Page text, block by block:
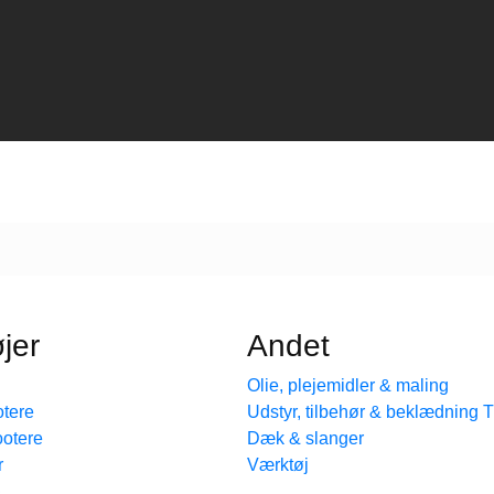
Andet
Olie, plejemidler & maling
Udstyr, tilbehør & beklædning
Dæk & slanger
Værktøj